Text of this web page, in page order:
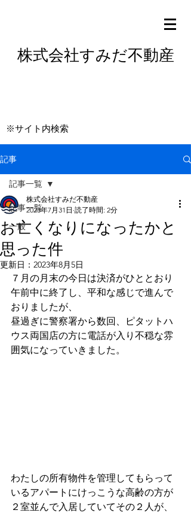
株式会社すみだ不動産
※サイト内検索
記事
記事一覧
一般
記事一覧
お亡くなりになったかと
思った件
株式会社すみだ不動産
2023年7月31日 読了時間: 2分
更新日： 2023年8月5日
７月の月末の今日は決済がひととおり
午前中に終了し、平和な感じで進んで
おりましたが、
昼過ぎに警察署から数回、ピタットハ
ウス両国店の方に電話が入り不穏な雰
囲気になっていきました。
わたしの所有物件を管理してもらって
いるアパートにけっこうな高齢の方が
２室並んで入居していてその２人が、